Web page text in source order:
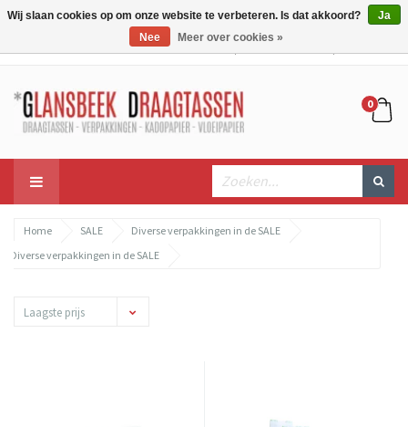
0
Home SALE
Diverse verpakkingen in de SALE
Diverse verpakkingen in de SALE
Laagste prijs
Wij slaan cookies op om onze website te verbeteren. Is dat akkoord?
Ja
Nee
Meer over cookies »